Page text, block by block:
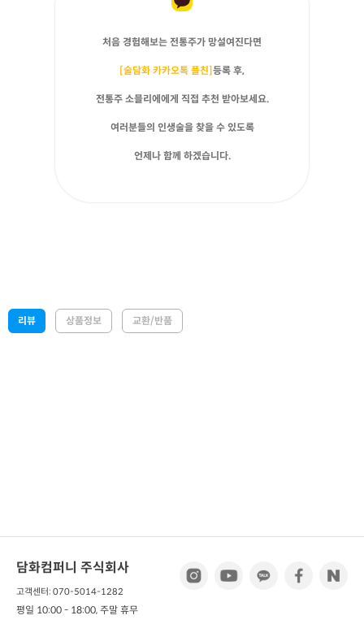
처음 경험해보는 전통주가 망설여진다면
[술담화 카카오톡 플친] 등록 후,
전통주 소믈리에에게 직접 추천 받아보세요.
여러분들의 인생술을 찾을 수 있도록
언제나 함께 하겠습니다.
리뷰 상품정보 교환/반품
담화컴퍼니 주식회사
고객센터: 070-5014-1282
평일 10:00 - 18:00, 주말 휴무